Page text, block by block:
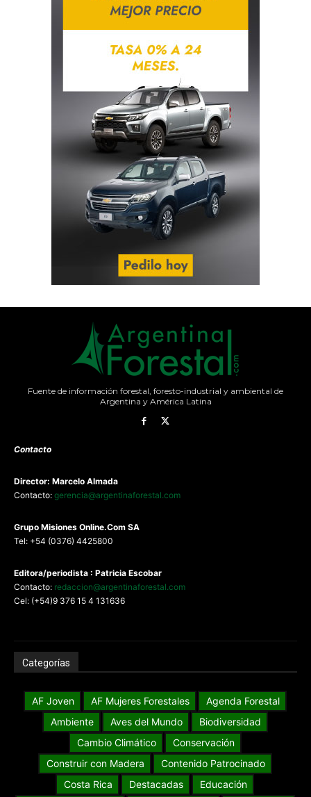
Fuente de información forestal, foresto-industrial y ambiental de
Argentina y América Latina
Contacto
Director: Marcelo Almada
Contacto: gerencia@argentinaforestal.com
Grupo Misiones Online.Com SA
Tel: +54 (0376) 4425800
Editora/periodista : Patricia Escobar
Contacto: redaccion@argentinaforestal.com
Cel: (+54)9 376 15 4 131636
Categorías
AF Joven AF Mujeres Forestales
Agenda Forestal
Ambiente
Aves del Mundo
Biodiversidad
Cambio Climático
Conservación
Construir con Madera
Contenido Patrocinado
Costa Rica
Destacadas
Educación